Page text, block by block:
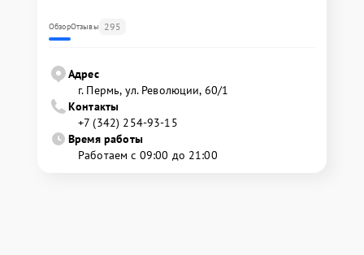
ОбзорОтзывы 295
Адрес
г. Пермь, ул. ​Революции, 60/1
Контакты
+7 (342) 254-93-15
Время работы
Работаем с 09:00 до 21:00